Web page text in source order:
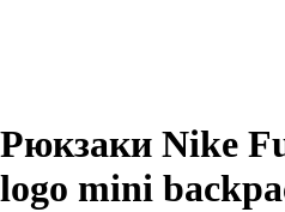
Рюкзаки Nike
logo mini